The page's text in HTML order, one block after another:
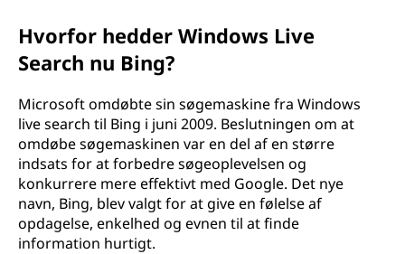
Hvorfor hedder Windows Live
Search nu Bing?
Microsoft omdøbte sin søgemaskine fra Windows
live search til Bing i juni 2009. Beslutningen om at
omdøbe søgemaskinen var en del af en større
indsats for at forbedre søgeoplevelsen og
konkurrere mere effektivt med Google. Det nye
navn, Bing, blev valgt for at give en følelse af
opdagelse, enkelhed og evnen til at finde
information hurtigt.